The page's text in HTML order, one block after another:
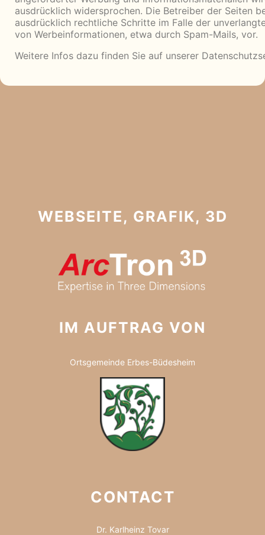
ausdrücklich widersprochen. Die Betreiber der Seiten
ausdrücklich rechtliche Schritte im Falle der
von Werbeinformationen, etwa durch Spam-Mails, vor.
Weitere Infos dazu finden Sie auf unserer
WEBSEITE, GRAFIK, 3D
IM AUFTRAG VON
Ortsgemeinde Erbes-Büdesheim
CONTACT
Dr. Karlheinz Tovar